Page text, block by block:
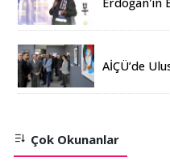
rekoru
AİÇÜ’de
Açıldı
Çok Okunanlar